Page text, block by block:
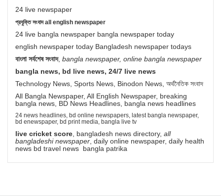
24 live newspaper
প্রযুক্তি সংবাদ all english newspaper
24 live bangla newspaper bangla newspaper today
english newspaper today Bangladesh newspaper todays
বাংলা সর্বশেষ সংবাদ, bangla newspaper, online bangla newspaper
bangla news, bd live news, 24/7 live news
Technology News, Sports News, Binodon News, অর্থনৈতিক সংবাদ
All Bangla Newspaper, All English Newspaper, breaking
bangla news, BD News Headlines, bangla news headlines
24 news headlines, bd online newspapers, latest bangla newspaper,
bd enewspaper, bd print media, bangla live tv
live cricket score , bangladesh news directory, all
bangladeshi newspaper , daily online newspaper, daily health
news bd travel news bangla patrika